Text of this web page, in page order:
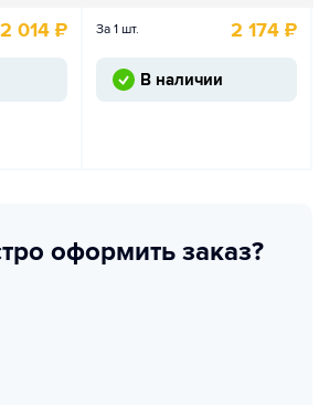
2 014 ₽ За 1 шт. 2 174 ₽
В наличии
оформить заказ?